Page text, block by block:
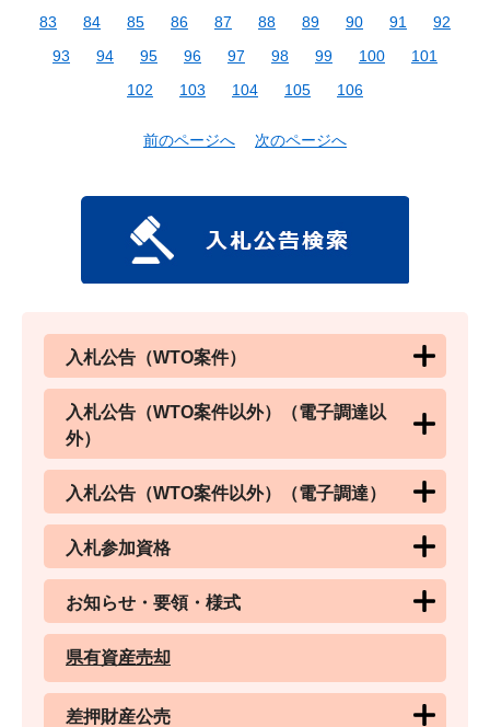
83
84 85 86 87 88 89 90 91
92
93
94 95 96 97 98 99 100
101
102
103 104 105 106
前のページへ 次のページへ
入札公告（WTO案件）
入札公告（WTO案件以外）（電子調達以
外）
入札公告（WTO案件以外）（電子調達）
入札参加資格
お知らせ・要領・様式
県有資産売却
差押財産公売